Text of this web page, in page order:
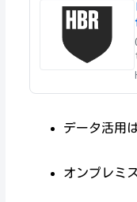
データ活用
オンプレミ